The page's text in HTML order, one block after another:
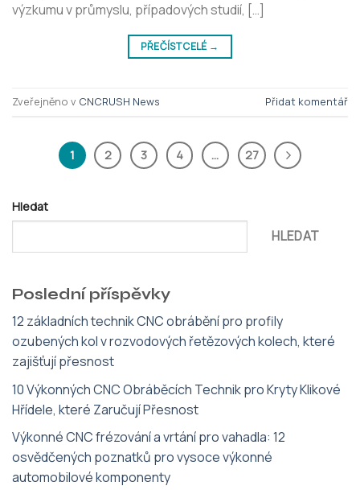
výzkumu v průmyslu, případových studií, […]
PŘEČÍST CELÉ →
Zveřejněno v CNCRUSH News Přidat komentář
1 2 3 4 … 27
Hledat
HLEDAT
Poslední příspěvky
12 základních technik CNC obrábění pro profily
ozubených kol v rozvodových řetězových kolech, které
zajišťují přesnost
10 Výkonných CNC Obráběcích Technik pro Kryty Klikové
Hřídele, které Zaručují Přesnost
Výkonné CNC frézování a vrtání pro vahadla: 12
osvědčených poznatků pro vysoce výkonné
automobilové komponenty